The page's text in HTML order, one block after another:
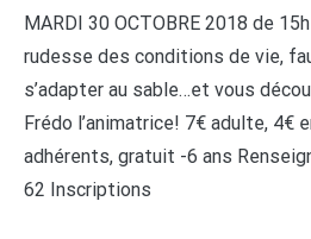
MARDI 30 OCTOBRE 2018 de
rudesse des conditions de vie,
s’adapter au sable…et vous
Frédo l’animatrice! 7€ adulte, 4€
adhérents, gratuit -6 ans
62 Inscriptions